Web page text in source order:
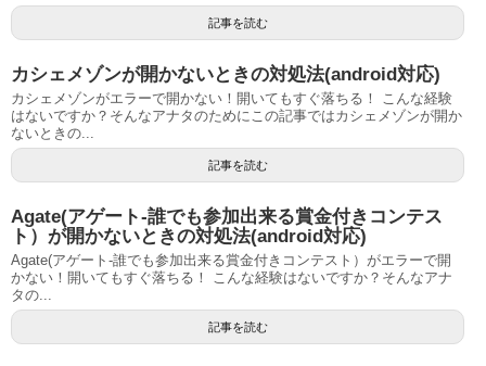
記事を読む
カシェメゾンが開かないときの対処法(android対応)
カシェメゾンがエラーで開かない！開いてもすぐ落ちる！ こんな経験
はないですか？そんなアナタのためにこの記事ではカシェメゾンが開か
ないときの...
記事を読む
Agate(アゲート-誰でも参加出来る賞金付きコンテス
ト）が開かないときの対処法(android対応)
Agate(アゲート-誰でも参加出来る賞金付きコンテスト）がエラーで開
かない！開いてもすぐ落ちる！ こんな経験はないですか？そんなアナ
タの...
記事を読む